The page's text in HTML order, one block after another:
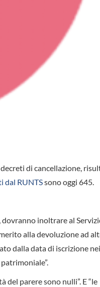
di cancellazione,
dal RUNTSsono oggi 645.
inoltrare al
alla devoluzione ad
dalla data di iscrizione
parere sono nulli”. E “le